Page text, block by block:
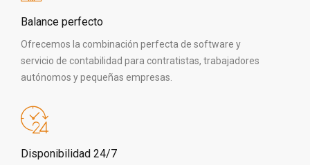
Balance perfecto
Ofrecemos la combinación perfecta de software y
servicio de contabilidad para contratistas, trabajadores
autónomos y pequeñas empresas.
Disponibilidad 24/7